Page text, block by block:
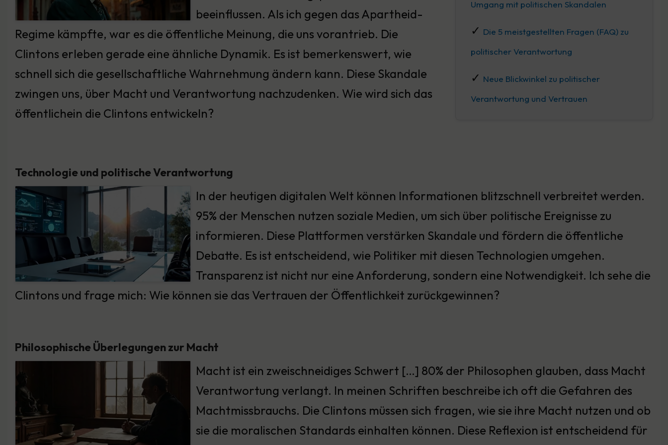
Umgang mit politischen Skandalen
Die 5 meistgestellten Fragen (FAQ) zu
politischer Verantwortung
Neue Blickwinkel zu politischer
Verantwortung und Vertrauen
beeinflussen. Als ich gegen das Apartheid-
Regime kämpfte, war es die öffentliche Meinung, die uns vorantrieb. Die
Clintons erleben gerade eine ähnliche Dynamik. Es ist bemerkenswert, wie
schnell sich die gesellschaftliche Wahrnehmung ändern kann. Diese Skandale
zwingen uns, über Macht und Verantwortung nachzudenken. Wie wird sich das
öffentlichein die Clintons entwickeln?
Technologie und politische Verantwortung
In der heutigen digitalen Welt können Informationen blitzschnell verbreitet werden.
95% der Menschen nutzen soziale Medien, um sich über politische Ereignisse zu
informieren. Diese Plattformen verstärken Skandale und fördern die öffentliche
Debatte. Es ist entscheidend, wie Politiker mit diesen Technologien umgehen.
Transparenz ist nicht nur eine Anforderung, sondern eine Notwendigkeit. Ich sehe die
Clintons und frage mich: Wie können sie das Vertrauen der Öffentlichkeit zurückgewinnen?
Philosophische Überlegungen zur Macht
Macht ist ein zweischneidiges Schwert […] 80% der Philosophen glauben, dass Macht
Verantwortung verlangt. In meinen Schriften beschreibe ich oft die Gefahren des
Machtmissbrauchs. Die Clintons müssen sich fragen, wie sie ihre Macht nutzen und ob
sie die moralischen Standards einhalten können. Diese Reflexion ist entscheidend für